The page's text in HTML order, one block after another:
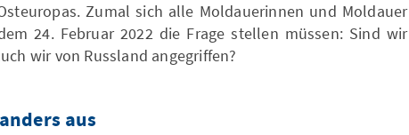
Zumal sich alle Moldauerinnen und Moldauer
24. Februar 2022 die Frage stellen müssen: Sind wir
wir von Russland angegriffen?
aus